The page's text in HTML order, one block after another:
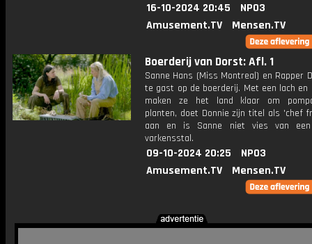
16-10-2024 20:45
NPO3
Amusement.TV
Mensen.TV
Boerderij van Dorst: Afl. 1
Sanne Hans (Miss Montreal) en Rapper
te gast op de boerderij. Met een lach en
maken ze het land klaar om
planten, doet Donnie zijn titel als 'chef
aan en is Sanne niet vies van een
varkensstal.
09-10-2024 20:25
NPO3
Amusement.TV
Mensen.TV